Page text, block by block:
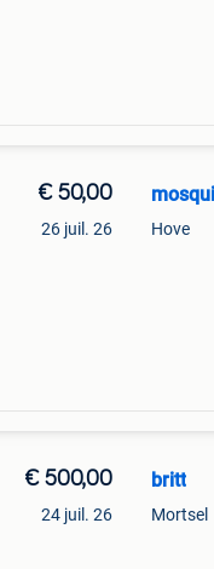
€ 50,00
26 juil. 26 Hove
€ 500,00
24 juil. 26
britt
Mortsel